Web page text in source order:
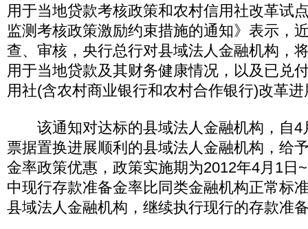
用于当地贷款考核政策和农村信用社改革试
监测考核政策激励约束措施的通知》表示，
查、审核，央行总行对县域法人金融机构，
用于当地贷款及其财务健康情况，以及已兑
用社(含农村商业银行和农村合作银行)改革
该通知对达标的县域法人金融机构，自4
票据置换进展顺利的县域法人金融机构，给
金率政策优惠，政策实施期为2012年4月1日
中现行存款准备金率比同类金融机构正常标
县域法人金融机构，继续执行现行的存款准